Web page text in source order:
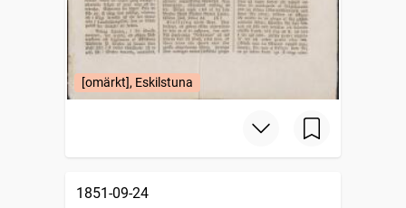
[omärkt], Eskilstuna
1851-09-24